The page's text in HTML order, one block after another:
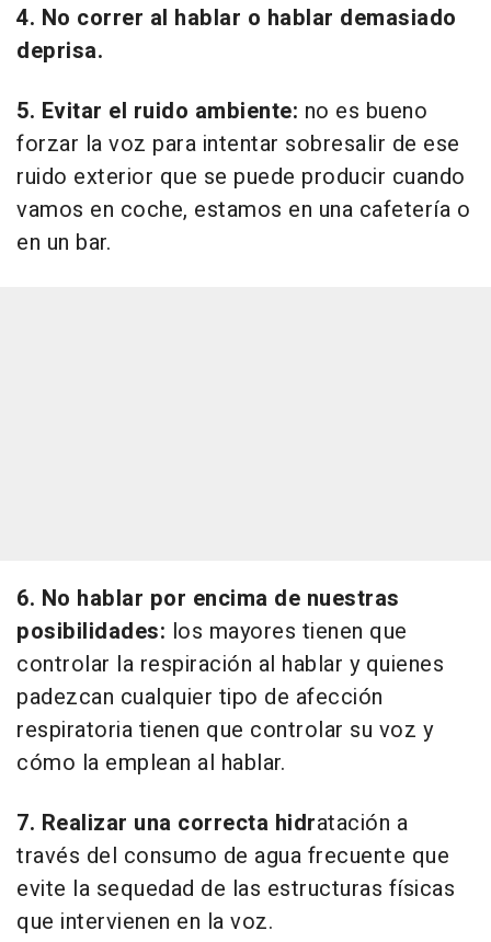
4. No correr al hablar o hablar demasiado
deprisa.
5. Evitar el ruido ambiente: no es bueno
forzar la voz para intentar sobresalir de ese
ruido exterior que se puede producir cuando
vamos en coche, estamos en una cafetería o
en un bar.
6. No hablar por encima de nuestras
posibilidades: los mayores tienen que
controlar la respiración al hablar y quienes
padezcan cualquier tipo de afección
respiratoria tienen que controlar su voz y
cómo la emplean al hablar.
7. Realizar una correcta hidratación a
través del consumo de agua frecuente que
evite la sequedad de las estructuras físicas
que intervienen en la voz.